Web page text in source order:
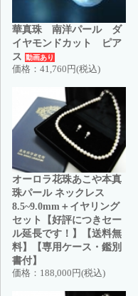
華真珠 南洋パール ダ
イヤモンドカット ピア
ス 動画あり
価格： 41,760円(税込)
オーロラ花珠あこや本真
珠パール ネックレス
8.5~9.0mm＋イヤリング
セット【好評につきセー
ル延長です！】【送料無
料】【専用ケース・鑑別
書付】
価格： 188,000円(税込)